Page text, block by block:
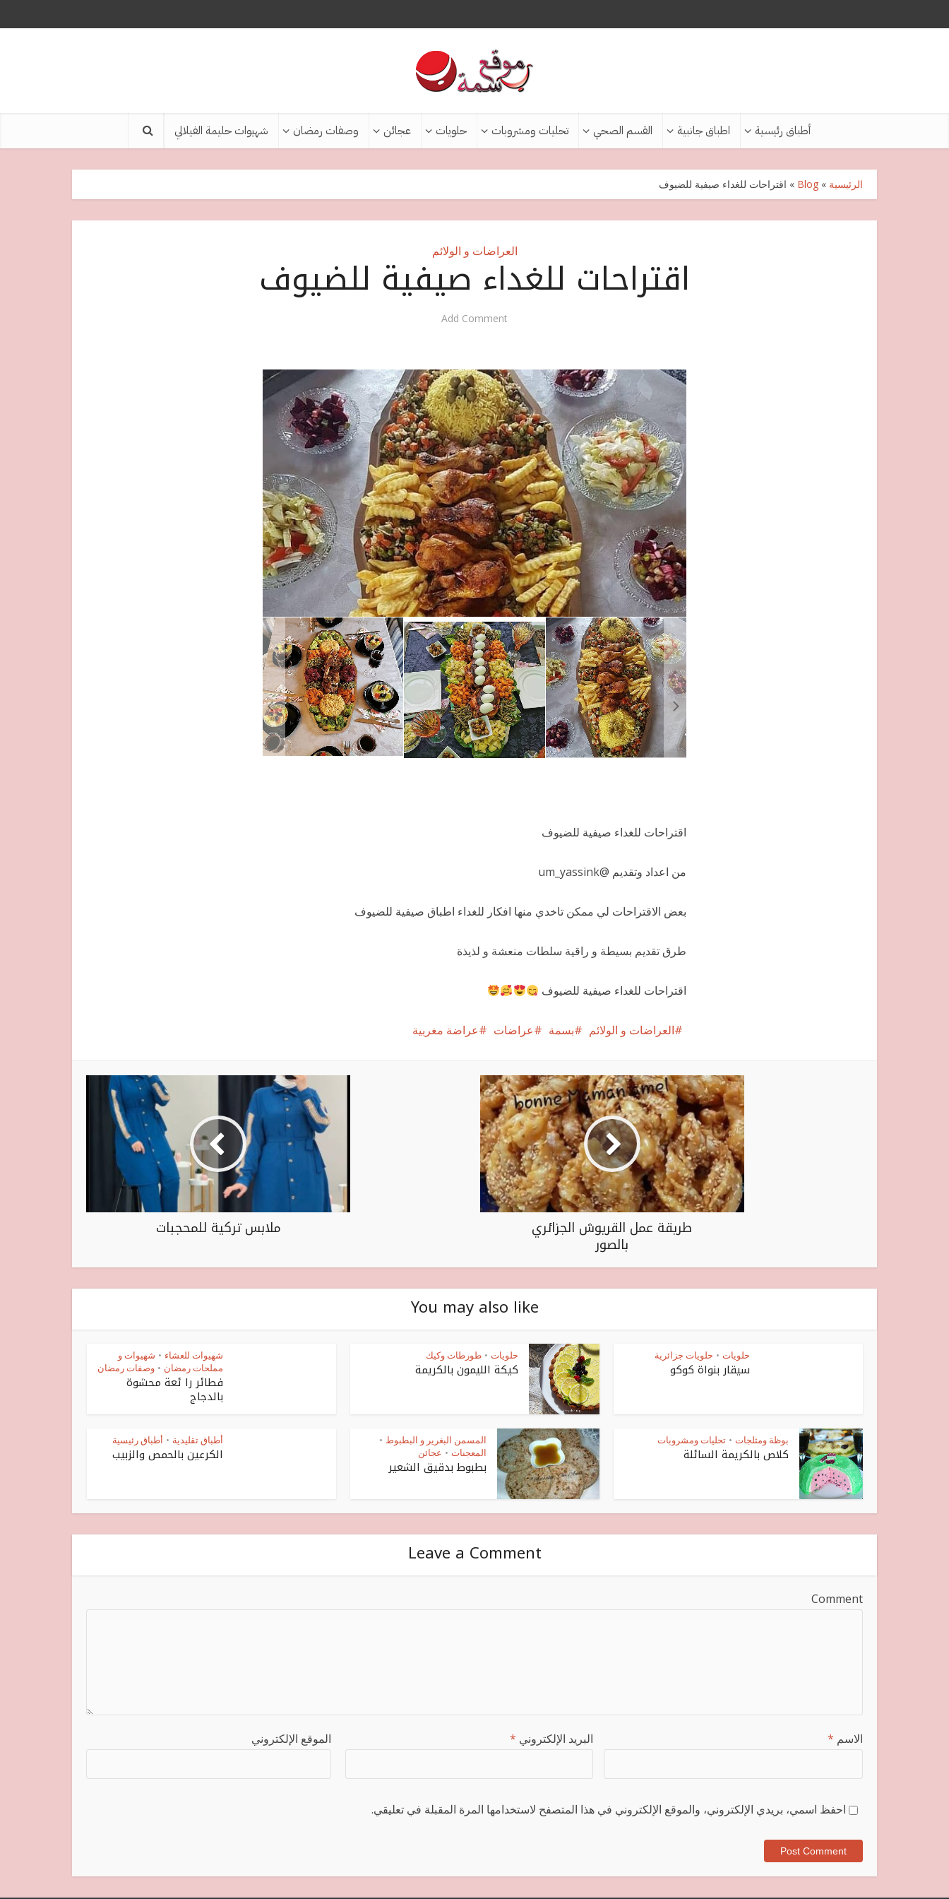
أطباق رئيسية اطباق جانبية القسم الصحي تحليات ومشروبات حلويات عجائن وصفات رمضان شهيوات حليمة الفيلالي
الرئيسية »
Blog
» اقتراحات للغداء صيفية للضيوف
العراضات و الولائم
اقتراحات للغداء صيفية للضيوف
Add Comment
اقتراحات للغداء صيفية للضيوف
من اعداد وتقديم @um_yassink
بعض الاقتراحات لي ممكن تاخدي منها افكار للغداء اطباق صيفية للضيوف
طرق تقديم بسيطة و راقية سلطات منعشة و لذيذة
اقتراحات للغداء صيفية للضيوف
العراضات و الولائم بسمة عراضات عراضة مغربية
ملابس تركية للمحجبات طريقة عمل القريوش الجزائري
بالصور
You may also like
حلويات • حلويات جزائرية
سيقار بنواة كوكو
حلويات • طورطات وكيك
كيكة الليمون بالكريمة
شهيوات للعشاء • شهيوات و
مملحات رمضان • وصفات رمضان
فطائر را ئعة محشوة
بالدجاج
بوظة ومثلجات • تحليات ومشروبات
كلاص بالكريمة السائلة
المسمن البغرير و البطبوط •
المعجنات • عجائن
بطبوط بدقيق الشعير
أطباق تقليدية • أطباق رئيسية
الكرعين بالحمص والزبيب
Leave a Comment
Comment
الاسم * البريد الإلكتروني * الموقع الإلكتروني
احفظ اسمي، بريدي الإلكتروني، والموقع الإلكتروني في هذا المتصفح لاستخدامها المرة المقبلة في تعليقي.